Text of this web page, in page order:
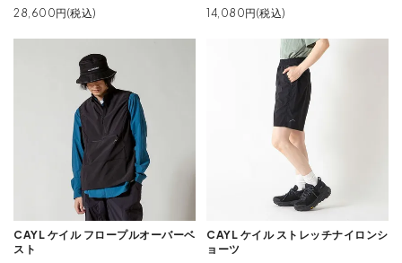
28,600円(税込)
14,080円(税込)
CAYL ケイル フロープルオーバーベ
スト
CAYL ケイル ストレッチナイロンシ
ョーツ